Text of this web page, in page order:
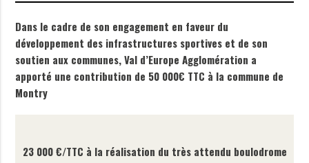
Dans le cadre de son engagement en faveur du
développement des infrastructures sportives et de son
soutien aux communes, Val d’Europe Agglomération a
apporté une contribution de 50 000€ TTC à la commune de
Montry
23 000 €/TTC à la réalisation du très attendu boulodrome